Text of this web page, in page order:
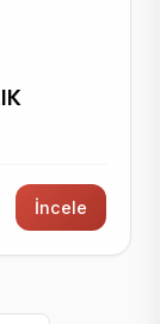
İncele